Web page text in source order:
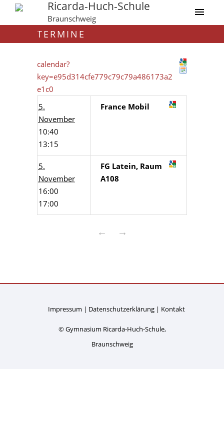
Ricarda-Huch-Schule
Braunschweig
TERMINE
calendar?
key=e95d314cfe779c79c79a486173a2
e1c0
5.
November
10:40
13:15
France Mobil
5.
November
16:00
17:00
FG Latein, Raum
A108
← →
Impressum Datenschutzerklärung Kontakt
© Gymnasium Ricarda-Huch-Schule,
Braunschweig